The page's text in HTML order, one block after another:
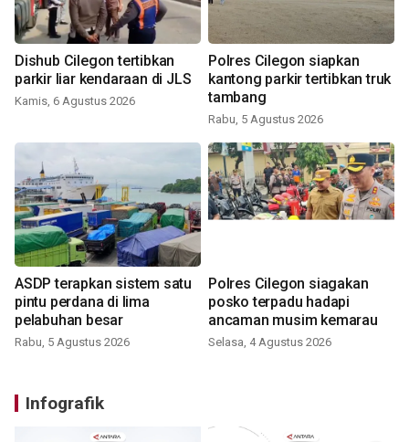
Dishub Cilegon tertibkan
parkir liar kendaraan di JLS
Kamis, 6 Agustus 2026
Polres Cilegon siapkan
kantong parkir tertibkan truk
tambang
Rabu, 5 Agustus 2026
ASDP terapkan sistem satu
pintu perdana di lima
pelabuhan besar
Rabu, 5 Agustus 2026
Polres Cilegon siagakan
posko terpadu hadapi
ancaman musim kemarau
Selasa, 4 Agustus 2026
Infografik